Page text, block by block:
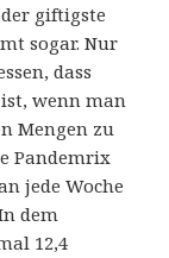
giftigste
sogar. Nur
dass
wenn man
Mengen zu
Pandemrix
jede Woche
dem
12,4